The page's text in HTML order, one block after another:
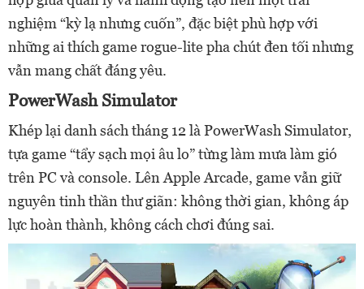
nghiệm “kỳ lạ nhưng cuốn”, đặc biệt phù hợp với
những ai thích game rogue-lite pha chút đen tối nhưng
vẫn mang chất đáng yêu.
PowerWash Simulator
Khép lại danh sách tháng 12 là PowerWash Simulator,
tựa game “tẩy sạch mọi âu lo” từng làm mưa làm gió
trên PC và console. Lên Apple Arcade, game vẫn giữ
nguyên tinh thần thư giãn: không thời gian, không áp
lực hoàn thành, không cách chơi đúng sai.